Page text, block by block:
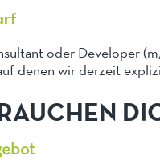
oder Developer
denen wir derzeit